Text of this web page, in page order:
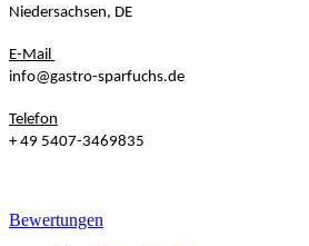
Niedersachsen, DE
E-Mail
info@gastro-sparfuchs.de
Telefon
+ 49 5407-3469835
Bewertungen